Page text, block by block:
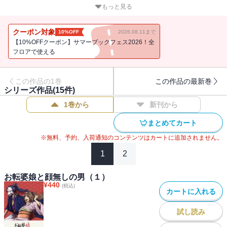
もっと見る
クーポン対象 10%OFF 2026.08.11まで
【10%OFFクーポン】サマーブックフェス2026！全
フロアで使える
この作品の1巻 この作品の最新巻
シリーズ作品(15件)
1巻から 新刊から
まとめてカート
※無料、予約、入荷通知のコンテンツはカートに追加されません。
1 2
お転婆娘と顔無しの男（１）
¥440 (税込)
カートに入れる
試し読み